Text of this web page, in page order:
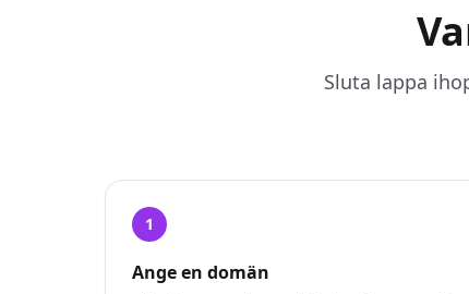
Sluta lappa
1
Ange en domän